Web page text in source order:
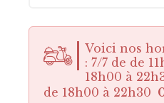
Voici nos
: 7/7 de de
18h00 à
de 18h00 à 22h30